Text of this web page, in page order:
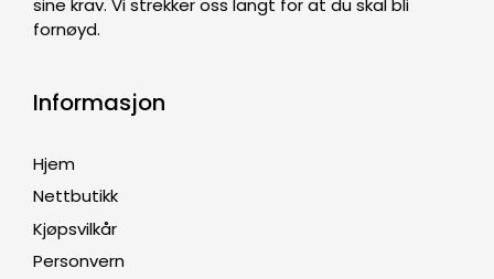
fornøyd.
Informasjon
Hjem
Nettbutikk
Kjøpsvilkår
Personvern